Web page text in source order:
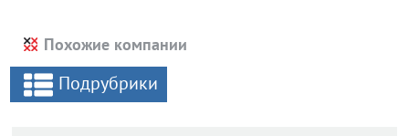
Похожие компании
Подрубрики